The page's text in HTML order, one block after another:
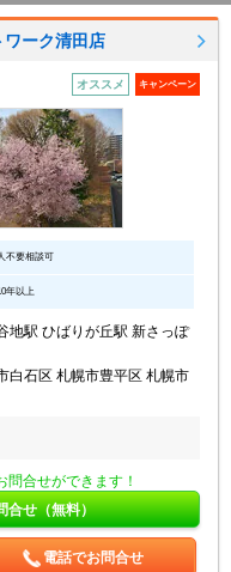
ーク清田店
オススメ キャンペーン
不要相談可
年以上
地駅 ひばりが丘駅 新さっぽ
白石区 札幌市豊平区 札幌市
問合せができます！
合せ（無料）
電話でお問合せ